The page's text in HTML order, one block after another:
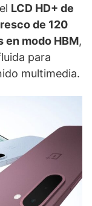
LCD HD+ de
de 120
en modo HBM,
para
multimedia.